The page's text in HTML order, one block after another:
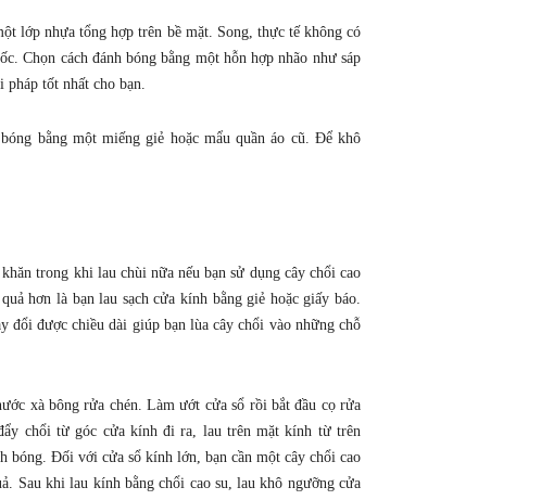
lớp nhựa tổng hợp trên bề mặt. Song, thực tế không có
Chọn cách đánh bóng bằng một hỗn hợp nhão như sáp
tốt nhất cho bạn.
bằng một miếng giẻ hoặc mẩu quần áo cũ. Để khô
trong khi lau chùi nữa nếu bạn sử dụng cây chổi cao
hơn là bạn lau sạch cửa kính bằng giẻ hoặc giấy báo.
đổi được chiều dài giúp bạn lùa cây chổi vào những chỗ
xà bông rửa chén. Làm ướt cửa sổ rồi bắt đầu cọ rửa
chổi từ góc cửa kính đi ra, lau trên mặt kính từ trên
bóng. Đối với cửa sổ kính lớn, bạn cần một cây chổi cao
Sau khi lau kính bằng chổi cao su, lau khô ngưỡng cửa